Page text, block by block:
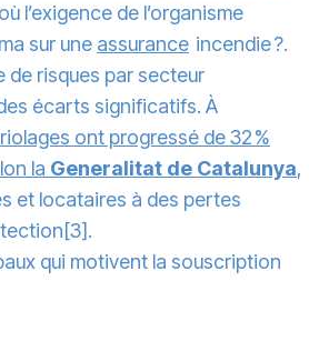
l’exigence de l’organisme
sur une assurance incendie ?.
de risques par secteur
écarts significatifs. À
ont progressé de 32 %
la Generalitat de Catalunya,
et locataires à des pertes
qui motivent la souscription